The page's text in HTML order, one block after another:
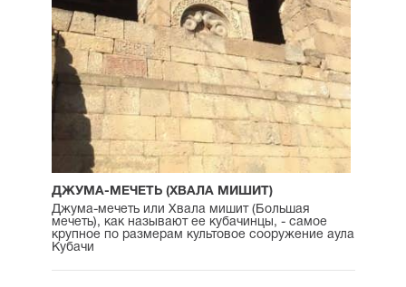
ДЖУМА-МЕЧЕТЬ (ХВАЛА МИШИТ)
Джума-мечеть или Хвала мишит (Большая
мечеть), как называют ее кубачинцы, - самое
крупное по размерам культовое сооружение аула
Кубачи